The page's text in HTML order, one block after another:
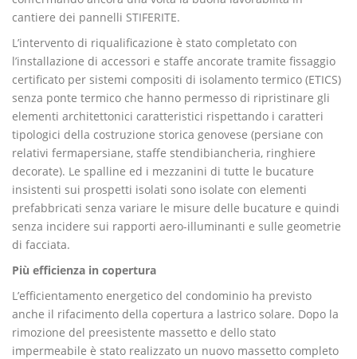
cantiere dei pannelli STIFERITE.
L’intervento di riqualificazione è stato completato con
l’installazione di accessori e staffe ancorate tramite fissaggio
certificato per sistemi compositi di isolamento termico (ETICS)
senza ponte termico che hanno permesso di ripristinare gli
elementi architettonici caratteristici rispettando i caratteri
tipologici della costruzione storica genovese (persiane con
relativi fermapersiane, staffe stendibiancheria, ringhiere
decorate). Le spalline ed i mezzanini di tutte le bucature
insistenti sui prospetti isolati sono isolate con elementi
prefabbricati senza variare le misure delle bucature e quindi
senza incidere sui rapporti aero-illuminanti e sulle geometrie
di facciata.
Più efficienza in copertura
L’efficientamento energetico del condominio ha previsto
anche il rifacimento della copertura a lastrico solare. Dopo la
rimozione del preesistente massetto e dello stato
impermeabile è stato realizzato un nuovo massetto completo